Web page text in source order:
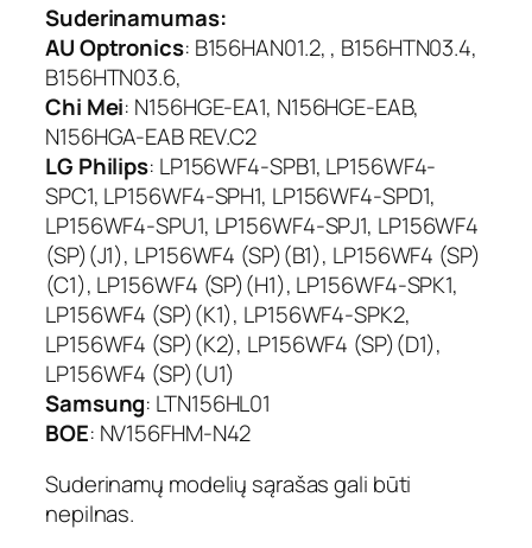
n
a
s
1
5
.
6
"
,
1
9
2
0
×
1
0
8
,
6
Suderinamumas:
AU Optronics: B156HAN01.2, , B156HTN03.4,
B156HTN03.6,
Chi Mei: N156HGE-EA1, N156HGE-EAB,
N156HGA-EAB REV.C2
LG Philips: LP156WF4-SPB1, LP156WF4-
SPC1, LP156WF4-SPH1, LP156WF4-SPD1,
LP156WF4-SPU1, LP156WF4-SPJ1, LP156WF4
(SP)(J1), LP156WF4 (SP)(B1), LP156WF4 (SP)
(C1), LP156WF4 (SP)(H1), LP156WF4-SPK1,
LP156WF4 (SP)(K1), LP156WF4-SPK2,
LP156WF4 (SP)(K2), LP156WF4 (SP)(D1),
LP156WF4 (SP)(U1)
Samsung: LTN156HL01
BOE: NV156FHM-N42
Suderinamų modelių sąrašas gali būti
nepilnas.